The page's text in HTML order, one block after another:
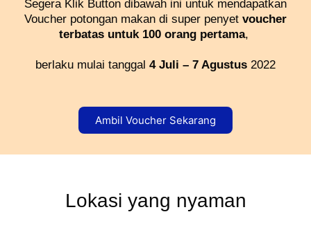
Segera Klik Button dibawah ini untuk mendapatkan
Voucher potongan makan di super penyet voucher
terbatas untuk 100 orang pertama,
berlaku mulai tanggal 4 Juli – 7 Agustus 2022
Ambil Voucher Sekarang
Lokasi yang nyaman